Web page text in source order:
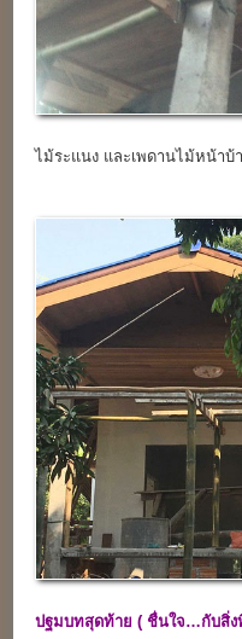
ไม้ระแนง และเพดานไม้หน้าบ้
ปฐมบทสุดท้าย ( ชื่นใจ…กับสิ่ง